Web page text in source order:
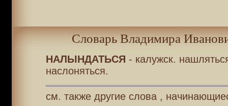
Словарь Владимира
НАЛЫНДАТЬСЯ - калужск.
наслоняться.
см. также другие слова ,